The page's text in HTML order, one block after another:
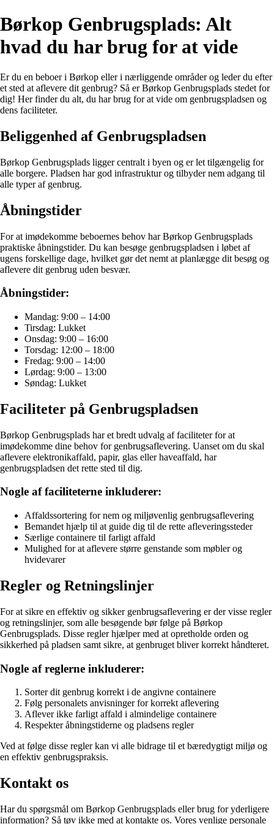
Børkop Genbrugsplads: Alt
hvad du har brug for at vide
Er du en beboer i Børkop eller i nærliggende områder og leder du efter
et sted at aflevere dit genbrug? Så er Børkop Genbrugsplads stedet for
dig! Her finder du alt, du har brug for at vide om genbrugspladsen og
dens faciliteter.
Beliggenhed af Genbrugspladsen
Børkop Genbrugsplads ligger centralt i byen og er let tilgængelig for
alle borgere. Pladsen har god infrastruktur og tilbyder nem adgang til
alle typer af genbrug.
Åbningstider
For at imødekomme beboernes behov har Børkop Genbrugsplads
praktiske åbningstider. Du kan besøge genbrugspladsen i løbet af
ugens forskellige dage, hvilket gør det nemt at planlægge dit besøg og
aflevere dit genbrug uden besvær.
Åbningstider:
Mandag: 9:00 – 14:00
Tirsdag: Lukket
Onsdag: 9:00 – 16:00
Torsdag: 12:00 – 18:00
Fredag: 9:00 – 14:00
Lørdag: 9:00 – 13:00
Søndag: Lukket
Faciliteter på Genbrugspladsen
Børkop Genbrugsplads har et bredt udvalg af faciliteter for at
imødekomme dine behov for genbrugsaflevering. Uanset om du skal
aflevere elektronikaffald, papir, glas eller haveaffald, har
genbrugspladsen det rette sted til dig.
Nogle af faciliteterne inkluderer:
Affaldssortering for nem og miljøvenlig genbrugsaflevering
Bemandet hjælp til at guide dig til de rette afleveringssteder
Særlige containere til farligt affald
Mulighed for at aflevere større genstande som møbler og
hvidevarer
Regler og Retningslinjer
For at sikre en effektiv og sikker genbrugsaflevering er der visse regler
og retningslinjer, som alle besøgende bør følge på Børkop
Genbrugsplads. Disse regler hjælper med at opretholde orden og
sikkerhed på pladsen samt sikre, at genbruget bliver korrekt håndteret.
Nogle af reglerne inkluderer:
Sorter dit genbrug korrekt i de angivne containere
Følg personalets anvisninger for korrekt aflevering
Aflever ikke farligt affald i almindelige containere
Respekter åbningstiderne og pladsens regler
Ved at følge disse regler kan vi alle bidrage til et bæredygtigt miljø og
en effektiv genbrugspraksis.
Kontakt os
Har du spørgsmål om Børkop Genbrugsplads eller brug for yderligere
information? Så tøv ikke med at kontakte os. Vores venlige personale